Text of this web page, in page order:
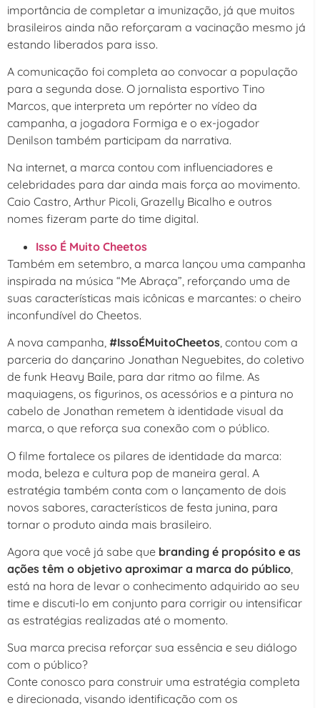
importância de completar a imunização, já que muitos
brasileiros ainda não reforçaram a vacinação mesmo já
estando liberados para isso.
A comunicação foi completa ao convocar a população
para a segunda dose. O jornalista esportivo Tino
Marcos, que interpreta um repórter no vídeo da
campanha, a jogadora Formiga e o ex-jogador
Denilson também participam da narrativa.
Na internet, a marca contou com influenciadores e
celebridades para dar ainda mais força ao movimento.
Caio Castro, Arthur Picoli, Grazelly Bicalho e outros
nomes fizeram parte do time digital.
Isso É Muito Cheetos
Também em setembro, a marca lançou uma campanha
inspirada na música “Me Abraça”, reforçando uma de
suas características mais icônicas e marcantes: o cheiro
inconfundível do Cheetos.
A nova campanha, #IssoÉMuitoCheetos, contou com a
parceria do dançarino Jonathan Neguebites, do coletivo
de funk Heavy Baile, para dar ritmo ao filme. As
maquiagens, os figurinos, os acessórios e a pintura no
cabelo de Jonathan remetem à identidade visual da
marca, o que reforça sua conexão com o público.
O filme fortalece os pilares de identidade da marca:
moda, beleza e cultura pop de maneira geral. A
estratégia também conta com o lançamento de dois
novos sabores, característicos de festa junina, para
tornar o produto ainda mais brasileiro.
Agora que você já sabe que branding é propósito e as
ações têm o objetivo aproximar a marca do público,
está na hora de levar o conhecimento adquirido ao seu
time e discuti-lo em conjunto para corrigir ou intensificar
as estratégias realizadas até o momento.
Sua marca precisa reforçar sua essência e seu diálogo
com o público?
Conte conosco para construir uma estratégia completa
e direcionada, visando identificação com os